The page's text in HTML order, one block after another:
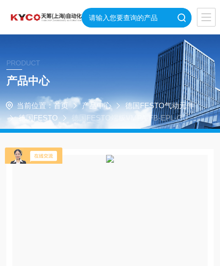
PRODUCT
产品中心
当前位置： 首页 产品中心
德国FESTO气动元件
德国FESTO
德国FESTO端板VMPA-FB-EPL-GU